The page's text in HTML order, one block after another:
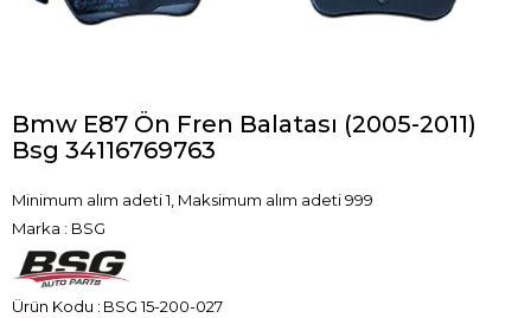
Bmw E87 Ön Fren Balatası (2005-2011)
Bsg 34116769763
Minimum alım adeti 1, Maksimum alım adeti 999
Marka : BSG
BSG 15-200-027